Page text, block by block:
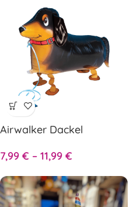
Airwalker Dackel
7,99 € – 11,99 €